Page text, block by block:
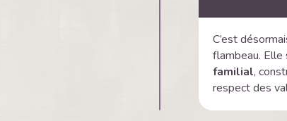
C’est
flambeau. Elle
familial,
respect des